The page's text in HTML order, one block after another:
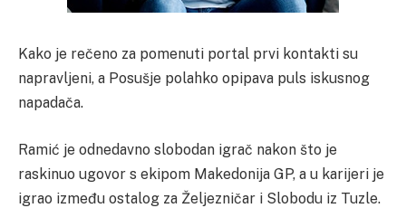
Kako je rečeno za pomenuti portal prvi kontakti su
napravljeni, a Posušje polahko opipava puls iskusnog
napadača.
Ramić je odnedavno slobodan igrač nakon što je
raskinuo ugovor s ekipom Makedonija GP, a u karijeri je
igrao između ostalog za Željezničar i Slobodu iz Tuzle.